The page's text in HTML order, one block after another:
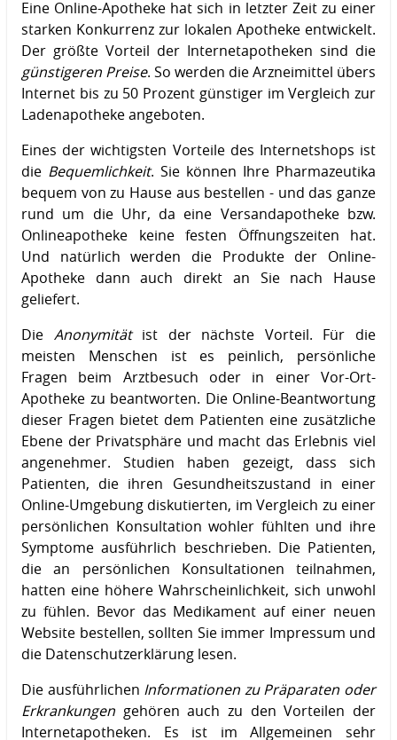
Eine Online-Apotheke hat sich in letzter Zeit zu einer
starken Konkurrenz zur lokalen Apotheke entwickelt.
Der größte Vorteil der Internetapotheken sind die
günstigeren Preise. So werden die Arzneimittel übers
Internet bis zu 50 Prozent günstiger im Vergleich zur
Ladenapotheke angeboten.
Eines der wichtigsten Vorteile des Internetshops ist
die Bequemlichkeit. Sie können Ihre Pharmazeutika
bequem von zu Hause aus bestellen - und das ganze
rund um die Uhr, da eine Versandapotheke bzw.
Onlineapotheke keine festen Öffnungszeiten hat.
Und natürlich werden die Produkte der Online-
Apotheke dann auch direkt an Sie nach Hause
geliefert.
Die Anonymität ist der nächste Vorteil. Für die
meisten Menschen ist es peinlich, persönliche
Fragen beim Arztbesuch oder in einer Vor-Ort-
Apotheke zu beantworten. Die Online-Beantwortung
dieser Fragen bietet dem Patienten eine zusätzliche
Ebene der Privatsphäre und macht das Erlebnis viel
angenehmer. Studien haben gezeigt, dass sich
Patienten, die ihren Gesundheitszustand in einer
Online-Umgebung diskutierten, im Vergleich zu einer
persönlichen Konsultation wohler fühlten und ihre
Symptome ausführlich beschrieben. Die Patienten,
die an persönlichen Konsultationen teilnahmen,
hatten eine höhere Wahrscheinlichkeit, sich unwohl
zu fühlen. Bevor das Medikament auf einer neuen
Website bestellen, sollten Sie immer Impressum und
die Datenschutzerklärung lesen.
Die ausführlichen Informationen zu Präparaten oder
Erkrankungen gehören auch zu den Vorteilen der
Internetapotheken. Es ist im Allgemeinen sehr